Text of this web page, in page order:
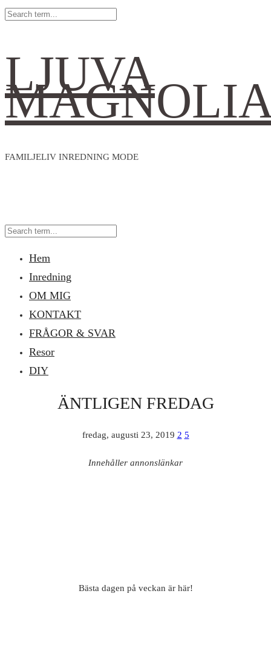
LJUVA
FAMILJELIV INREDNING MODE
Hem
Inredning
OM MIG
KONTAKT
FRÅGOR & SVAR
Resor
DIY
ÄNTLIGEN FREDAG
fredag, augusti 23, 2019 2 5
Innehåller annonslänkar
Bästa dagen på veckan är här!